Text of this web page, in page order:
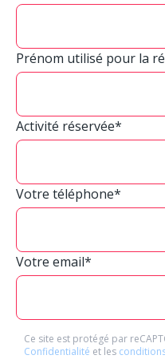
Prénom utilisé pour la
Activité réservée*
Votre téléphone*
Votre email*
Ce site est protégé par
Confidentialité et les